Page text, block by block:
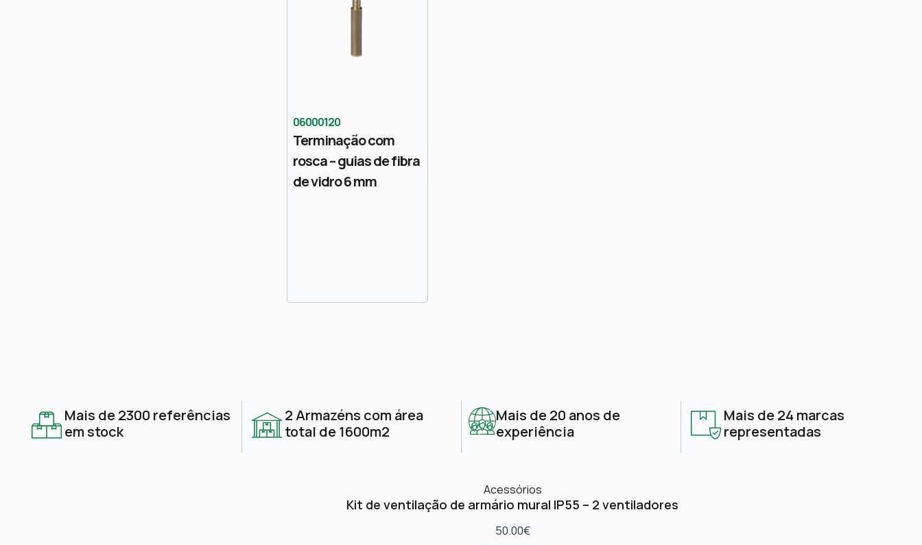
06000120
Terminação com
rosca – guias de fibra
de vidro 6 mm
Mais de 2300 referências
em stock
2 Armazéns com área
total de 1600m2
Mais de 20 anos de
experiência
Mais de 24 marcas
representadas
Acessórios
Kit de ventilação de armário mural IP55 – 2 ventiladores
50.00€